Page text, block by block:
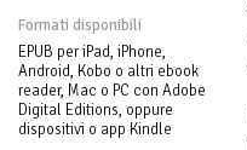
Formati disponibili
EPUB per iPad, iPhone,
Android, Kobo o altri ebook
reader, Mac o PC con Adobe
Digital Editions, oppure
dispositivi o app Kindle